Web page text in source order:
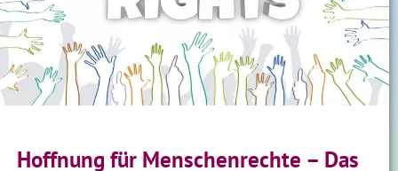
Hoffnung für Menschenrechte – Das